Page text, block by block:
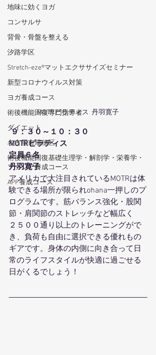
地味に効くヨガ
コンサルサ
背骨・骨盤を整える
汐路学区
Stretch-eze®マットエクササイズセミナー
新型コロナウイルス対策
ヨガ養成コース
術後機能回復専門指導者
ダイエット
名古屋市瑞穂区
術後機能回復基礎生理学・解剖学・栄養学・
ファシア養成コース
APF養成コース
MOTRピラティス  丹羽寛子
９：３０～１０：３０
MOTRピラティス
定員６名
丹羽寛子
アメリカで大注目されているMOTRは体
験できる場所が限られohana一押しのプ
ログラムです。筋バランス強化・股関
節・肩関節のストレッチなど幅広く
２５００通り以上のトレーニングがで
き、負荷も自由に選択できる優れもの
ギアです。身体の内側に向き合って日
常のライフスタイルが快適に過ごせる
日がくるでしょう！